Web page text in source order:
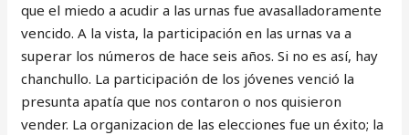
que el miedo a acudir a las urnas fue avasalladoramente
vencido. A la vista, la participación en las urnas va a
superar los números de hace seis años. Si no es así, hay
chanchullo. La participación de los jóvenes venció la
presunta apatía que nos contaron o nos quisieron
vender. La organizacion de las elecciones fue un éxito; la